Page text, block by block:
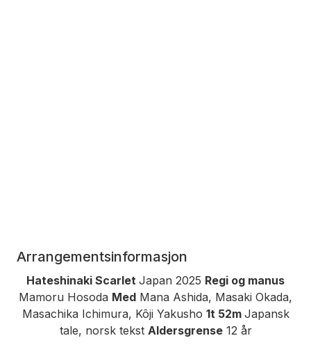
Arrangementsinformasjon
Hateshinaki Scarlet Japan 2025 Regi og manus
Mamoru Hosoda Med Mana Ashida, Masaki Okada,
Masachika Ichimura, Kôji Yakusho 1t 52m Japansk
tale, norsk tekst Aldersgrense12 år